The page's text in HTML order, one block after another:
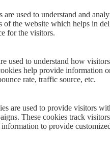
are used to understand and
of the website which helps in
for the visitors.
used to understand how
help provide information
rate, traffic source, etc.
are used to provide visitors
These cookies track
to provide